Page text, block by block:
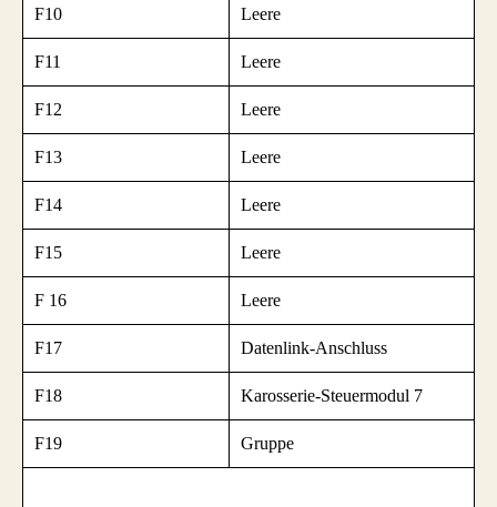
F10 Leere
F11 Leere
F12 Leere
F13 Leere
F14 Leere
F15 Leere
F 16 Leere
F17 Datenlink-Anschluss
F18 Karosserie-Steuermodul 7
F19 Gruppe